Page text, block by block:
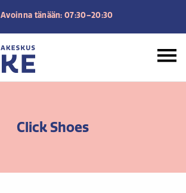
Avoinna tänään: 07:30–20:30
Click Shoes